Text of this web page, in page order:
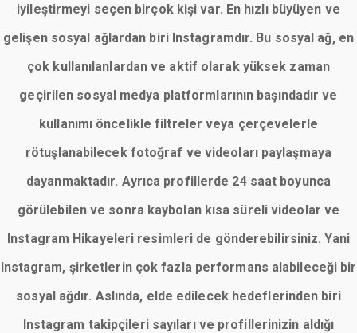
iyileştirmeyi seçen birçok kişi var. En hızlı büyüyen ve
gelişen sosyal ağlardan biri Instagramdır. Bu sosyal ağ, en
çok kullanılanlardan ve aktif olarak yüksek zaman
geçirilen sosyal medya platformlarının başındadır ve
kullanımı öncelikle filtreler veya çerçevelerle
rötuşlanabilecek fotoğraf ve videoları paylaşmaya
dayanmaktadır. Ayrıca profillerde 24 saat boyunca
görülebilen ve sonra kaybolan kısa süreli videolar ve
Instagram Hikayeleri resimleri de gönderebilirsiniz. Yani
Instagram, şirketlerin çok fazla performans alabileceği bir
sosyal ağdır. Aslında, elde edilecek hedeflerinden biri
Instagram takipçileri sayıları ve profillerinizin aldığı